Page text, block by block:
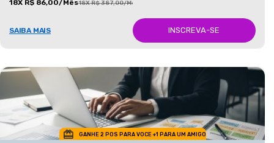
18X R$ 86,00/Mês18X R$ 387,00/Mês
SAIBA MAIS INSCREVA-SE
GANHE 2 POS PARA VOCE +1 PARA UM AMIGO